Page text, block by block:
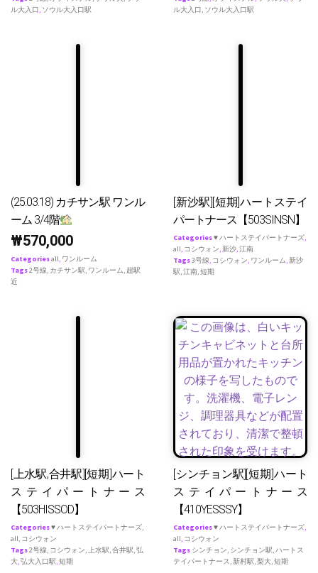
ル大入口, ソウル大入口駅
ル大入口, ソウル大入口駅
(25.03.18) カチサン駅 ワンル
ーム 3/4階
₩570,000
Categoriesall, ワンルーム
Tags2号線, カチサン駅, ワンルーム, 超駅
近
[新沙駅][短期]ハートステイ
パートナース【503SINSN】
Categories♥ ハートステイパートナーズ,
all, コシウォン,新沙,江南
Tags3号線, コシウォン, ワンルーム,新沙
駅,江南,短期
[上水駅,合井駅][短期]ハート
ステイパートナース
【503HISSOD】
Categories♥ ハートステイパートナーズ,
all, コシウォン
Tags2号線, コシウォン, 上水駅,合井駅,弘
大,弘大入口駅,短期
[シンチョン駅][短期]ハート
ステイパートナース
【410YESSSY】
Categories♥ ハートステイパートナーズ,
all, コシウォン
Tags シンチョン, シンチョン駅,ハートス
テイパートナース,新村駅,梨大,短期